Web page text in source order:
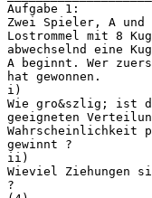
Aufgabe 1:
Zwei Spieler, A und
Lostrommel mit 8
abwechselnd eine
A beginnt. Wer
hat gewonnen.
i)
Wie gro&szlig; ist
geeigneten
Wahrscheinlichkeit
gewinnt ?
ii)
Wieviel Ziehungen
?